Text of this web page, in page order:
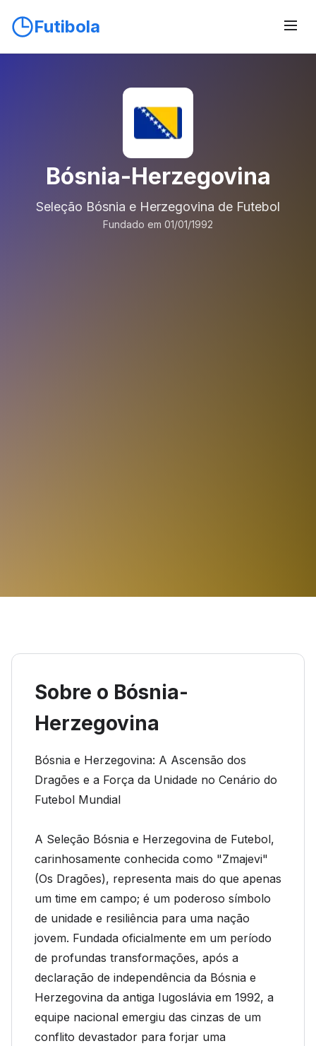
Futibola
Bósnia-Herzegovina
Seleção Bósnia e Herzegovina de Futebol
Fundado em 01/01/1992
Sobre o Bósnia-
Herzegovina
Bósnia e Herzegovina: A Ascensão dos
Dragões e a Força da Unidade no Cenário do
Futebol Mundial
A Seleção Bósnia e Herzegovina de Futebol,
carinhosamente conhecida como "Zmajevi"
(Os Dragões), representa mais do que apenas
um time em campo; é um poderoso símbolo
de unidade e resiliência para uma nação
jovem. Fundada oficialmente em um período
de profundas transformações, após a
declaração de independência da Bósnia e
Herzegovina da antiga Iugoslávia em 1992, a
equipe nacional emergiu das cinzas de um
conflito devastador para forjar uma